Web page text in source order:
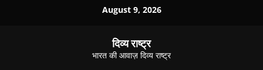
August 9, 2026
दिव्य राष्ट्र
भारत की आवाज़ दिव्य राष्ट्र